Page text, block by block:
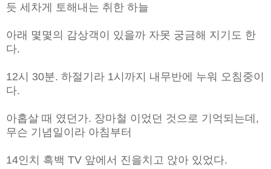
듯 세차게 토해내는 취한 하늘
아래 몇몇의 감상객이 있을까 자못 궁금해 지기도 한
다.
12시 30분. 하절기라 1시까지 내무반에 누워 오침중이
다.
아홉살 때 였던가. 장마철 이었던 것으로 기억되는데,
무슨 기념일이라 아침부터
14인치 흑백 TV 앞에서 진을치고 앉아 있었다.